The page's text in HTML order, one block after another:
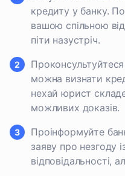
кредиту у банку.
вашою спільною
піти назустріч.
можна визнати
нехай юрист
можливих доказів.
Проінформуйте
заяву про незгоду
відповідальності,